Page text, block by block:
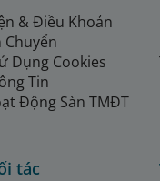
& Điều Khoản
Chuyển
Dụng Cookies
Tin
Động Sàn TMĐT
tác